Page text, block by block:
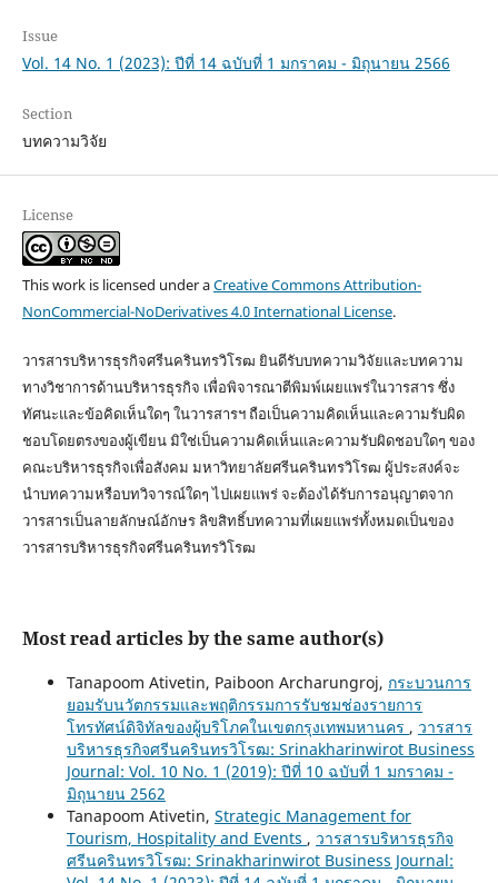
Issue
Vol. 14 No. 1 (2023): ปีที่ 14 ฉบับที่ 1 มกราคม - มิถุนายน 2566
Section
บทความวิจัย
License
This work is licensed under aCreative Commons Attribution-
NonCommercial-NoDerivatives 4.0 International License.
วารสารบริหารธุรกิจศรีนครินทรวิโรฒ ยินดีรับบทความวิจัยและบทความ
ทางวิชาการด้านบริหารธุรกิจ เพื่อพิจารณาตีพิมพ์เผยแพร่ในวารสาร ซึ่ง
ทัศนะและข้อคิดเห็นใดๆ ในวารสารฯ ถือเป็นความคิดเห็นและความรับผิด
ชอบโดยตรงของผู้เขียน มิใช่เป็นความคิดเห็นและความรับผิดชอบใดๆ ของ
คณะบริหารธุรกิจเพื่อสังคม มหาวิทยาลัยศรีนครินทรวิโรฒ ผู้ประสงค์จะ
นำบทความหรือบทวิจารณ์ใดๆ ไปเผยแพร่ จะต้องได้รับการอนุญาตจาก
วารสารเป็นลายลักษณ์อักษร ลิขสิทธิ์บทความที่เผยแพร่ทั้งหมดเป็นของ
วารสารบริหารธุรกิจศรีนครินทรวิโรฒ
Most read articles by the same author(s)
Tanapoom Ativetin, Paiboon Archarungroj, กระบวนการ
ยอมรับนวัตกรรมและพฤติกรรมการรับชมช่องรายการ
โทรทัศน์ดิจิทัลของผู้บริโภคในเขตกรุงเทพมหานคร , วารสาร
บริหารธุรกิจศรีนครินทรวิโรฒ: Srinakharinwirot Business
Journal: Vol. 10 No. 1 (2019): ปีที่ 10 ฉบับที่ 1 มกราคม -
มิถุนายน 2562
Tanapoom Ativetin, Strategic Management for
Tourism, Hospitality and Events , วารสารบริหารธุรกิจ
ศรีนครินทรวิโรฒ: Srinakharinwirot Business Journal: